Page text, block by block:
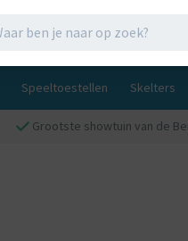
Speeltoestellen Skelters
Grootste showtuin van de